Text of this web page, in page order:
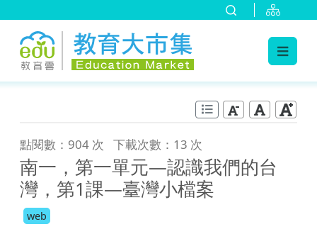
點閱數：904 次 下載次數：13 次
南一，第一單元―認識我們的台
灣，第1課―臺灣小檔案
web